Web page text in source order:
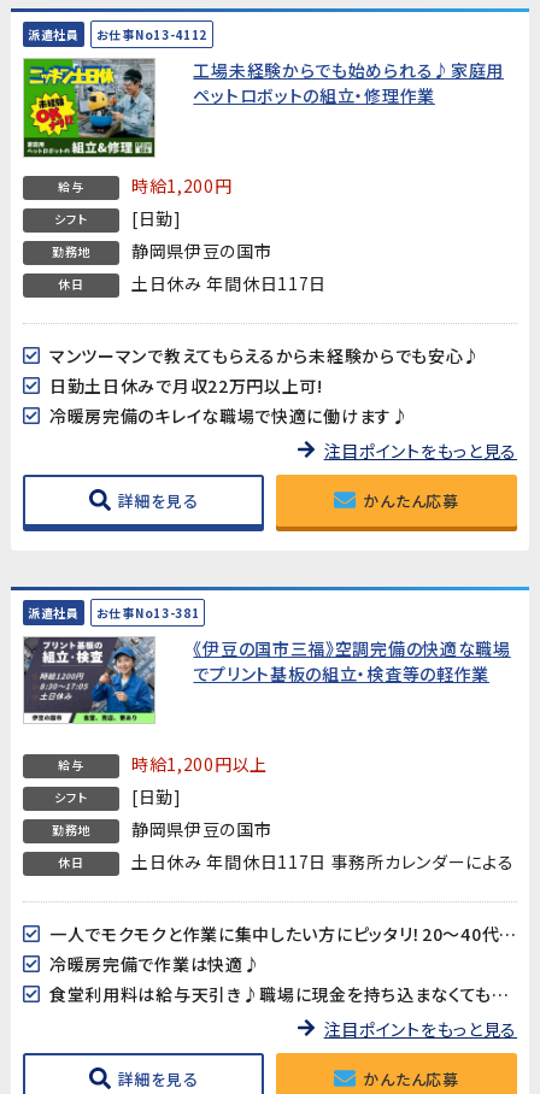
派遣社員 お仕事No13-4112
工場未経験からでも始められる♪家庭用
ペットロボットの組立・修理作業
給与 時給1,200円
シフト [日勤]
勤務地 静岡県伊豆の国市
休日 土日休み 年間休日117日
マンツーマンで教えてもらえるから未経験からでも安心♪
日勤土日休みで月収22万円以上可!
冷暖房完備のキレイな職場で快適に働けます♪
注目ポイントをもっと見る
詳細を見る かんたん応募
派遣社員 お仕事No13-381
《伊豆の国市三福》空調完備の快適な職場
でプリント基板の組立・検査等の軽作業
給与 時給1,200円以上
シフト [日勤]
勤務地 静岡県伊豆の国市
休日 土日休み 年間休日117日 事務所カレンダーによる
一人でモクモクと作業に集中したい方にピッタリ！20～40代男女多数活躍中!!
冷暖房完備で作業は快適♪
食堂利用料は給与天引き♪職場に現金を持ち込まなくても大丈夫♪
注目ポイントをもっと見る
詳細を見る かんたん応募